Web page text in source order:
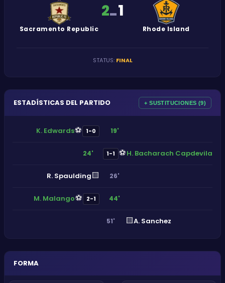
Sacramento Republic
2-1
Rhode Island
STATUS: FINAL
ESTADÍSTICAS DEL PARTIDO + SUSTITUCIONES (9)
K. Edwards⚽ 1-0 19'
24' 1-1 ⚽H. Bacharach Capdevila
R. Spaulding🟨 26'
M. Malango⚽ 2-1 44'
51' 🟨A. Sanchez
FORMA